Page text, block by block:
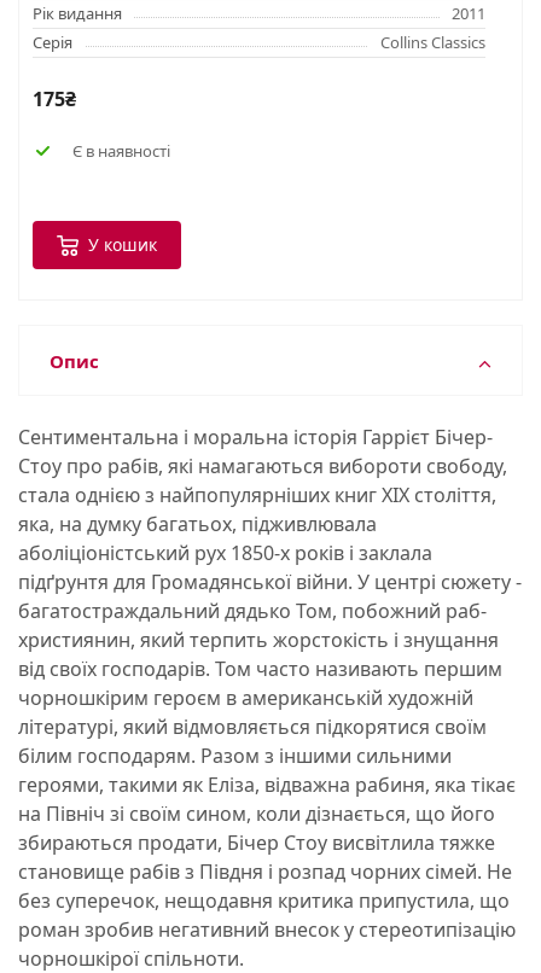
Рік видання
2011
Серія
Collins Classics
175₴
Є в наявності
У кошик
Опис
Сентиментальна і моральна історія Гаррієт Бічер-
Стоу про рабів, які намагаються вибороти свободу,
стала однією з найпопулярніших книг ХІХ століття,
яка, на думку багатьох, підживлювала
аболіціоністський рух 1850-х років і заклала
підґрунтя для Громадянської війни. У центрі сюжету -
багатостраждальний дядько Том, побожний раб-
християнин, який терпить жорстокість і знущання
від своїх господарів. Том часто називають першим
чорношкірим героєм в американській художній
літературі, який відмовляється підкорятися своїм
білим господарям. Разом з іншими сильними
героями, такими як Еліза, відважна рабиня, яка тікає
на Північ зі своїм сином, коли дізнається, що його
збираються продати, Бічер Стоу висвітлила тяжке
становище рабів з Півдня і розпад чорних сімей. Не
без суперечок, нещодавня критика припустила, що
роман зробив негативний внесок у стереотипізацію
чорношкірої спільноти.